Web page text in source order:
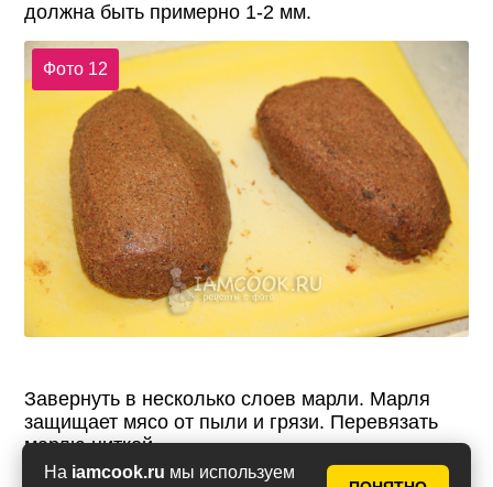
На iamcook.ru мы используем
должна быть примерно 1-2 мм.
Фото 12
Завернуть в несколько слоев марли. Марля
защищает мясо от пыли и грязи. Перевязать
марлю ниткой.